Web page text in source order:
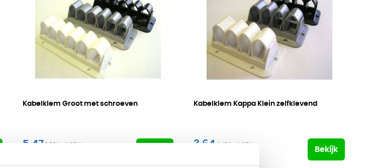
Kabelklem Groot met schroeven
5,47
Kabelklem Kappa Klein zelfklevend
3,64
Bekijk